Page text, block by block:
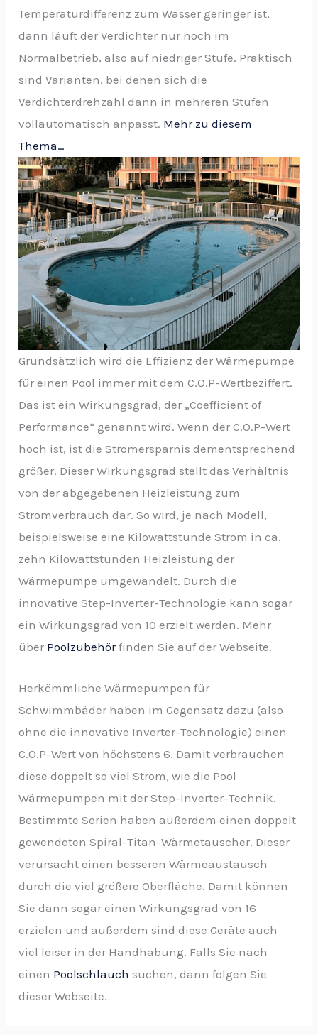
Temperaturdifferenz zum Wasser geringer ist,
dann läuft der Verdichter nur noch im
Normalbetrieb, also auf niedriger Stufe. Praktisch
sind Varianten, bei denen sich die
Verdichterdrehzahl dann in mehreren Stufen
vollautomatisch anpasst. Mehr zu diesem
Thema…
Grundsätzlich wird die Effizienz der Wärmepumpe
für einen Pool immer mit dem C.O.P-Wertbeziffert.
Das ist ein Wirkungsgrad, der „Coefficient of
Performance“ genannt wird. Wenn der C.O.P-Wert
hoch ist, ist die Stromersparnis dementsprechend
größer. Dieser Wirkungsgrad stellt das Verhältnis
von der abgegebenen Heizleistung zum
Stromverbrauch dar. So wird, je nach Modell,
beispielsweise eine Kilowattstunde Strom in ca.
zehn Kilowattstunden Heizleistung der
Wärmepumpe umgewandelt. Durch die
innovative Step-Inverter-Technologie kann sogar
ein Wirkungsgrad von 10 erzielt werden. Mehr
über Poolzubehörfinden Sie auf der Webseite.
Herkömmliche Wärmepumpen für
Schwimmbäder haben im Gegensatz dazu (also
ohne die innovative Inverter-Technologie) einen
C.O.P-Wert von höchstens 6. Damit verbrauchen
diese doppelt so viel Strom, wie die Pool
Wärmepumpen mit der Step-Inverter-Technik.
Bestimmte Serien haben außerdem einen doppelt
gewendeten Spiral-Titan-Wärmetauscher. Dieser
verursacht einen besseren Wärmeaustausch
durch die viel größere Oberfläche. Damit können
Sie dann sogar einen Wirkungsgrad von 16
erzielen und außerdem sind diese Geräte auch
viel leiser in der Handhabung. Falls Sie nach
einen Poolschlauch suchen, dann folgen Sie
dieser Webseite.